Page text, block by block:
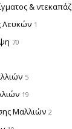
& ντεκαπάζ
Λευκών 1
70
5
19
Μαλλιών 2